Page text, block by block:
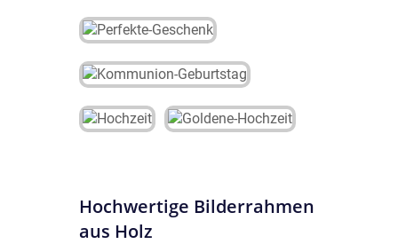
Hochwertige Bilderrahmen
aus Holz